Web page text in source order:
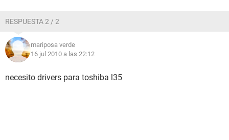
RESPUESTA 2 / 2
mariposa verde
16 jul 2010 a las 22:12
necesito drivers para toshiba l35